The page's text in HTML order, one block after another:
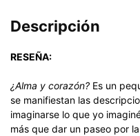
Descripción
RESEÑA:
¿Alma y corazón? Es un
se manifiestan las
imaginarse lo que yo
más que dar un paseo por